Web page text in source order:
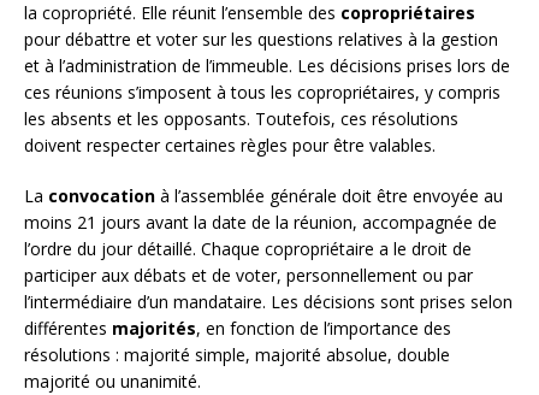
la copropriété. Elle réunit l’ensemble des copropriétaires
pour débattre et voter sur les questions relatives à la gestion
et à l’administration de l’immeuble. Les décisions prises lors de
ces réunions s’imposent à tous les copropriétaires, y compris
les absents et les opposants. Toutefois, ces résolutions
doivent respecter certaines règles pour être valables.
La convocation à l’assemblée générale doit être envoyée au
moins 21 jours avant la date de la réunion, accompagnée de
l’ordre du jour détaillé. Chaque copropriétaire a le droit de
participer aux débats et de voter, personnellement ou par
l’intermédiaire d’un mandataire. Les décisions sont prises selon
différentes majorités, en fonction de l’importance des
résolutions : majorité simple, majorité absolue, double
majorité ou unanimité.